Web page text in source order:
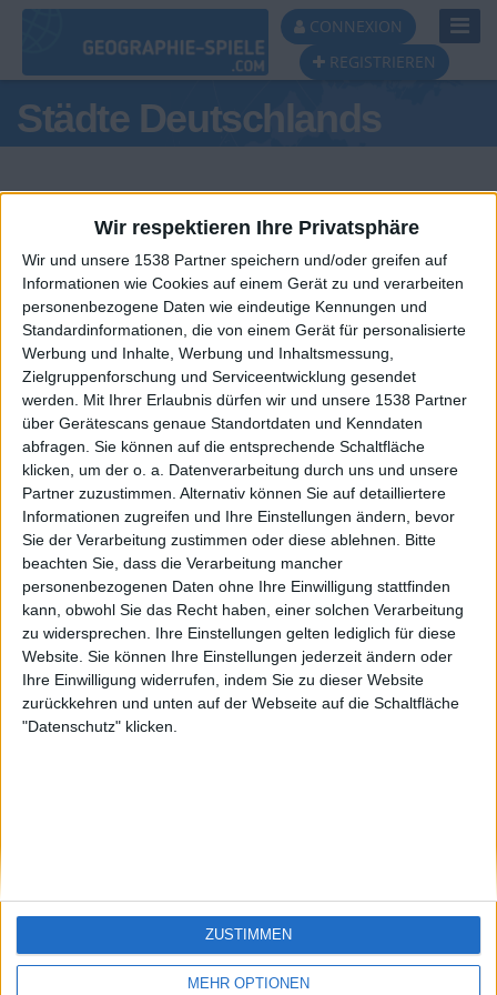
Wir respektieren Ihre Privatsphäre
Wir und unsere 1538 Partner speichern und/oder greifen auf
Informationen wie Cookies auf einem Gerät zu und verarbeiten
personenbezogene Daten wie eindeutige Kennungen und
Standardinformationen, die von einem Gerät für personalisierte
Werbung und Inhalte, Werbung und Inhaltsmessung,
Zielgruppenforschung und Serviceentwicklung gesendet
werden.
Mit Ihrer Erlaubnis dürfen wir und unsere 1538 Partner
über Gerätescans genaue Standortdaten und Kenndaten
abfragen. Sie können auf die entsprechende Schaltfläche
klicken, um der o. a. Datenverarbeitung durch uns und unsere
Partner zuzustimmen. Alternativ können Sie auf detailliertere
Informationen zugreifen und Ihre Einstellungen ändern, bevor
Sie der Verarbeitung zustimmen oder diese ablehnen.
Bitte
beachten Sie, dass die Verarbeitung mancher
personenbezogenen Daten ohne Ihre Einwilligung stattfinden
kann, obwohl Sie das Recht haben, einer solchen Verarbeitung
zu widersprechen. Ihre Einstellungen gelten lediglich für diese
Website. Sie können Ihre Einstellungen jederzeit ändern oder
Ihre Einwilligung widerrufen, indem Sie zu dieser Website
zurückkehren und unten auf der Webseite auf die Schaltfläche
"Datenschutz" klicken.
MEHR OPTIONEN
ZUSTIMMEN
CONNEXION
REGISTRIEREN
Städte Deutschlands
Tagespodest
#1
einarsson
#2
Gerchla
#3
Cris1972
#4 stein
🇺🇸 We noticed you’re visiting
from an English-speaking
country
Join our American version now and be
among the firsts to submit your score
on our leaderboards!
Let's visit GeoHeroes.com!